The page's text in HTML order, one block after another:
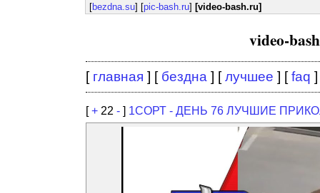
[bezdna.su] [pic-bash.ru] [video-bash.ru]
video-
[ главная ] [ бездна ] [лучшее ] [faq ]
[+ 22 - ] 1СОРТ - ДЕНЬ 76 ЛУЧШИЕ